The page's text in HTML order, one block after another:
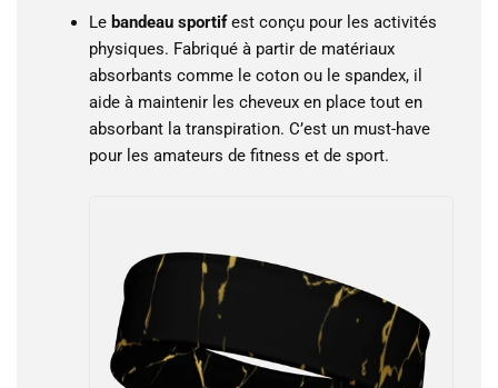
Le bandeau sportifest conçu pour les activités
physiques. Fabriqué à partir de matériaux
absorbants comme le coton ou le spandex, il
aide à maintenir les cheveux en place tout en
absorbant la transpiration. C’est un must-have
pour les amateurs de fitness et de sport.